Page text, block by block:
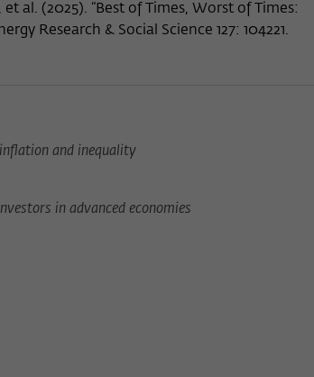
al. (2025). “Best of Times, Worst of Times:
Research & Social Science 127: 104221.
and inequality
in advanced economies
Matomo
Aufenthalt des Besuchs auf der Webseite des